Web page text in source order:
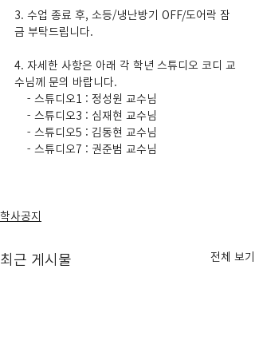
3. 수업 종료 후, 소등/냉난방기 OFF/도어락 잠
금 부탁드립니다.
4. 자세한 사항은 아래 각 학년 스튜디오 코디 교
수님께 문의 바랍니다.
    -
스튜디오1 : 정성원 교수님
    -
스튜디오3 : 심재현 교수님
    -
스튜디오5 : 김동현 교수님
    -
스튜디오7 : 권준범 교수님
학사공지
최근 게시물 전체 보기